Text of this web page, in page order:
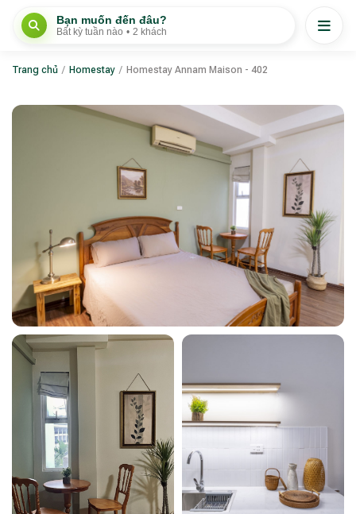
Bạn muốn đến đâu?
Bất kỳ tuần nào • 2 khách
Trang chủ / Homestay / Homestay Annam Maison - 402